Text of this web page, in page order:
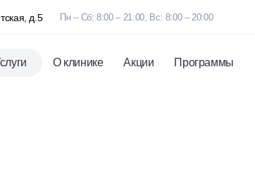
д.5 Пн – Сб: 8:00 – 21:00, Вс: 8:00 – 20:00
О клинике Акции Программы